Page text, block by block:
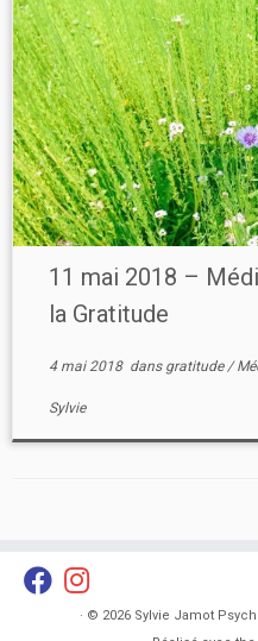
11 mai 2018 –
la Gratitude
4 mai 2018dans gratitude/
Sylvie
· © 2026 Sylvie Jamot